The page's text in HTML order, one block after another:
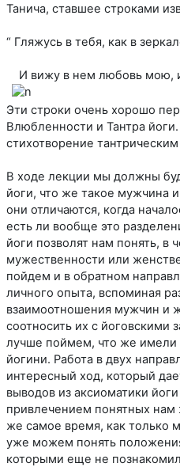
Танича, ставшее строками
“ Гляжусь в тебя, как в
И вижу в нем любовь мою,
Эти строки очень хорошо
Влюбленности и Тантра
стихотворение
В ходе лекции мы должны
йоги, что же такое мужчина
они отличаются, когда
есть ли вообще это
йоги позволят нам понять, в
мужественности или
пойдем и в обратном
личного опыта, вспоминая
взаимоотношения мужчин и
соотносить их с йоговскими
лучше поймем, что же имели
йогини. Работа в двух
интересный ход, который
выводов из аксиоматики йоги
привлечением понятных нам
же самое время, как только
уже можем понять
которыми еще не